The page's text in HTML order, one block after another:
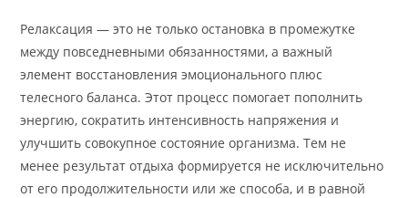
Релаксация — это не только остановка в промежутке
между повседневными обязанностями, а важный
элемент восстановления эмоционального плюс
телесного баланса. Этот процесс помогает пополнить
энергию, сократить интенсивность напряжения и
улучшить совокупное состояние организма. Тем не
менее результат отдыха формируется не исключительно
от его продолжительности или же способа, и в равной